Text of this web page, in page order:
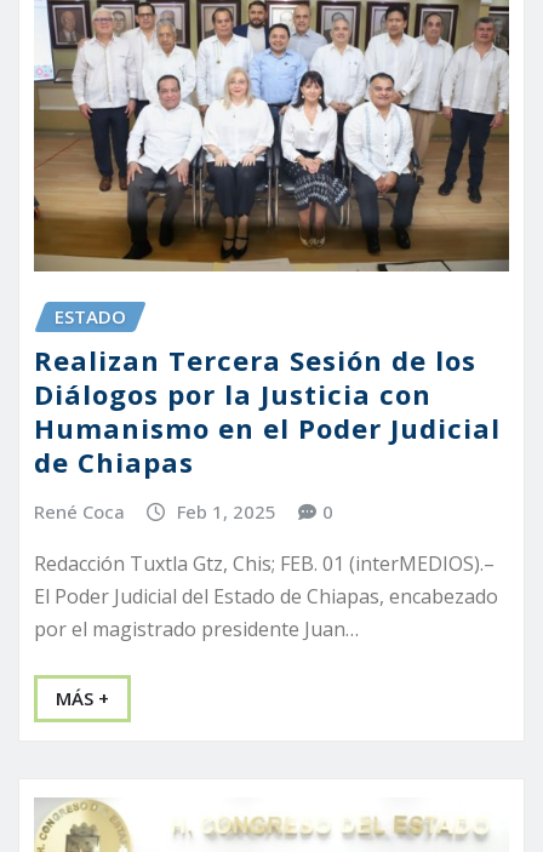
ESTADO
Realizan Tercera Sesión de los
Diálogos por la Justicia con
Humanismo en el Poder Judicial
de Chiapas
René Coca Feb 1, 2025 0
Redacción Tuxtla Gtz, Chis; FEB. 01 (interMEDIOS).–
El Poder Judicial del Estado de Chiapas, encabezado
por el magistrado presidente Juan…
MÁS +